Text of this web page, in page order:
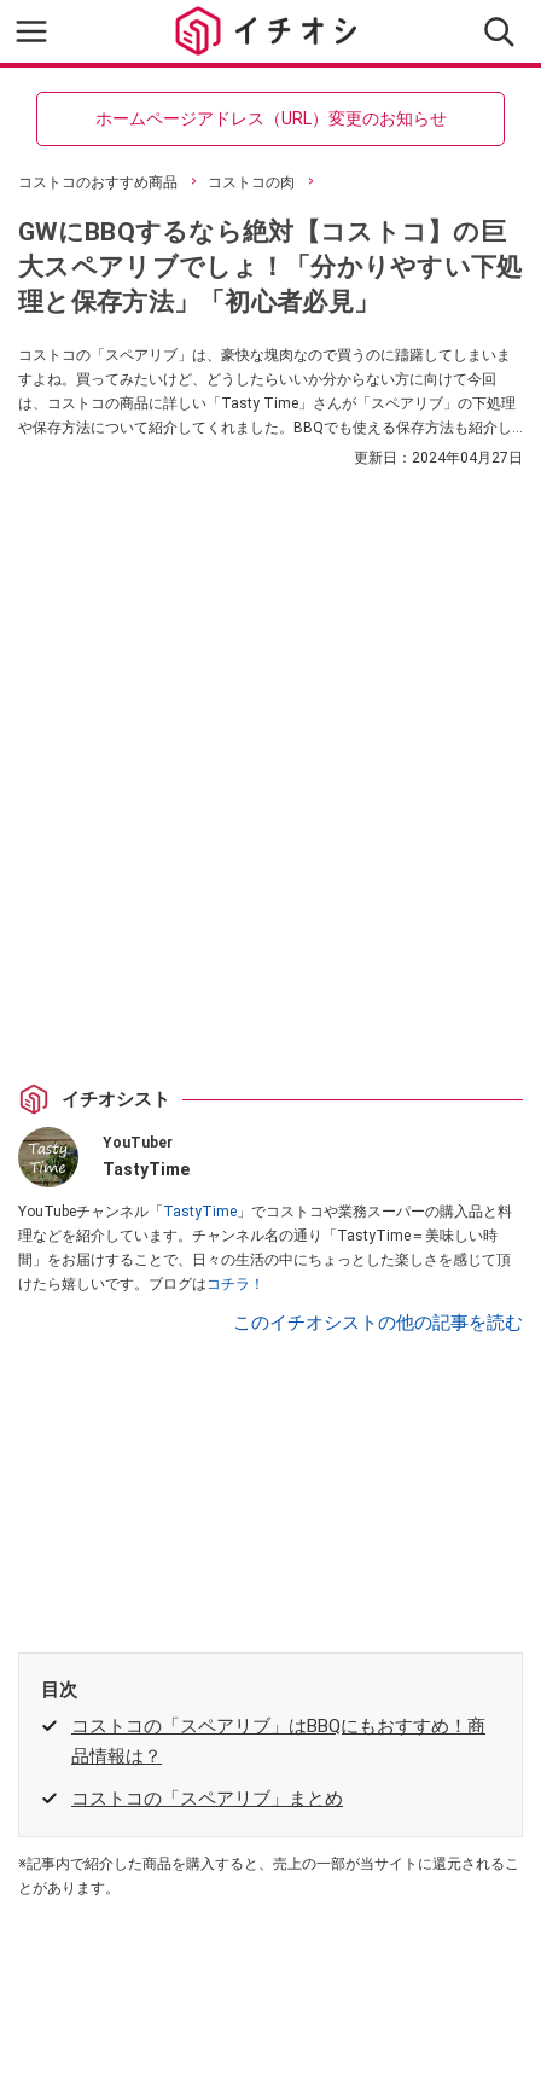
ホームページアドレス（URL）変更のお知らせ
コストコのおすすめ商品 コストコの肉
GWにBBQするなら絶対【コストコ】の巨
大スペアリブでしょ！「分かりやすい下処
理と保存方法」「初心者必見」
コストコの「スペアリブ」は、豪快な塊肉なので買うのに躊躇してしまいま
すよね。買ってみたいけど、どうしたらいいか分からない方に向けて今回
は、コストコの商品に詳しい「Tasty Time」さんが「スペアリブ」の下処理
や保存方法について紹介してくれました。BBQでも使える保存方法も紹介し
てくれていますので、ぜひ参考にしてみてくださいね。更新日： 2024年04月27日
イチオシスト
YouTuber
TastyTime
YouTubeチャンネル「 TastyTime 」でコストコや業務スーパーの購入品と料
理などを紹介しています。チャンネル名の通り「TastyTime＝美味しい時
間」をお届けすることで、日々の生活の中にちょっとした楽しさを感じて頂
けたら嬉しいです。ブログはコチラ！
このイチオシストの他の記事を読む
目次
コストコの「スペアリブ」はBBQにもおすすめ！商
品情報は？
コストコの「スペアリブ」まとめ
※記事内で紹介した商品を購入すると、売上の一部が当サイトに還元されるこ
とがあります。